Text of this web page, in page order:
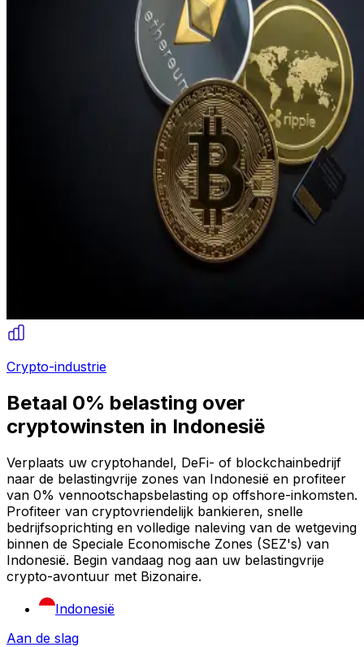
Crypto-industrie
Betaal 0% belasting over
cryptowinsten in Indonesië
Verplaats uw cryptohandel, DeFi- of blockchainbedrijf
naar de belastingvrije zones van Indonesië en profiteer
van 0% vennootschapsbelasting op offshore-inkomsten.
Profiteer van cryptovriendelijk bankieren, snelle
bedrijfsoprichting en volledige naleving van de wetgeving
binnen de Speciale Economische Zones (SEZ's) van
Indonesië. Begin vandaag nog aan uw belastingvrije
crypto-avontuur met Bizonaire.
Indonesië
Aan de slag